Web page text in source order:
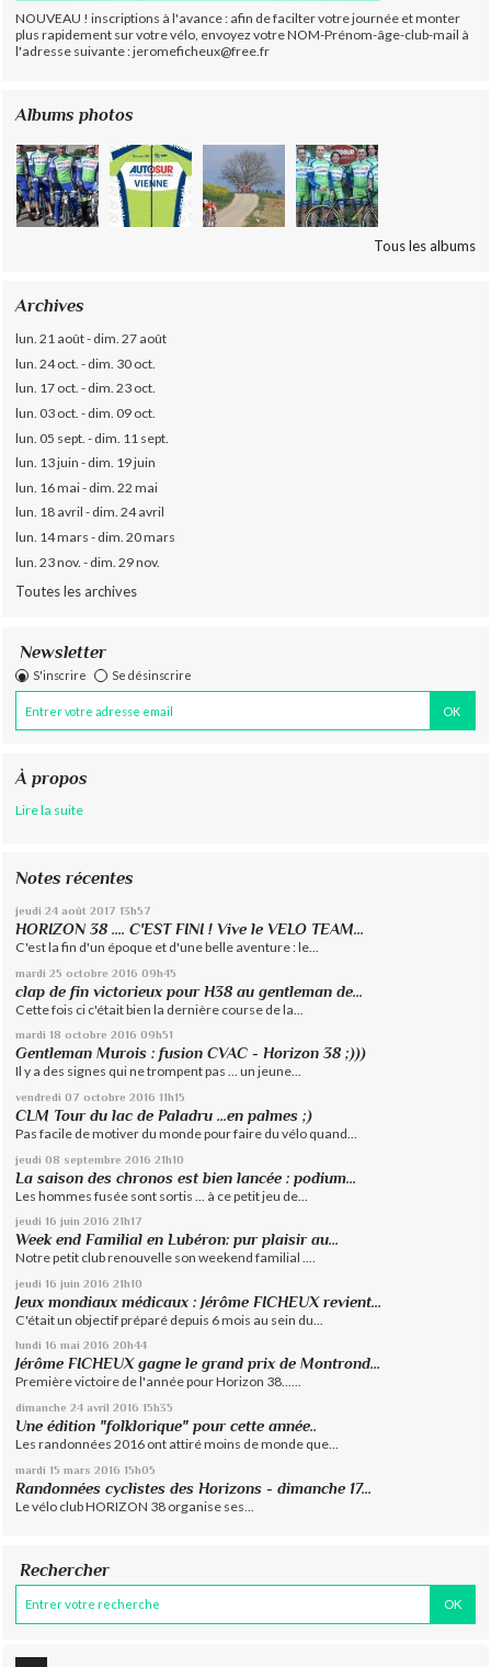
NOUVEAU ! inscriptions à l'avance : afin de facilter votre journée et monter
plus rapidement sur votre vélo, envoyez votre NOM-Prénom-âge-club-mail à
l'adresse suivante : jeromeficheux@free.fr
Albums photos
Tous les albums
Archives
lun. 21 août - dim. 27 août
lun. 24 oct. - dim. 30 oct.
lun. 17 oct. - dim. 23 oct.
lun. 03 oct. - dim. 09 oct.
lun. 05 sept. - dim. 11 sept.
lun. 13 juin - dim. 19 juin
lun. 16 mai - dim. 22 mai
lun. 18 avril - dim. 24 avril
lun. 14 mars - dim. 20 mars
lun. 23 nov. - dim. 29 nov.
Toutes les archives
Newsletter
S'inscrire Se désinscrire
À propos
Lire la suite
Notes récentes
jeudi 24 août 2017 13h57
HORIZON 38 .... C'EST FINI ! Vive le VELO TEAM...
C'est la fin d'un époque et d'une belle aventure : le...
mardi 25 octobre 2016 09h45
clap de fin victorieux pour H38 au gentleman de...
Cette fois ci c'était bien la dernière course de la...
mardi 18 octobre 2016 09h51
Gentleman Murois : fusion CVAC - Horizon 38 ;)))
Il y a des signes qui ne trompent pas ... un jeune...
vendredi 07 octobre 2016 11h15
CLM Tour du lac de Paladru ...en palmes ;)
Pas facile de motiver du monde pour faire du vélo quand...
jeudi 08 septembre 2016 21h10
La saison des chronos est bien lancée : podium...
Les hommes fusée sont sortis ... à ce petit jeu de...
jeudi 16 juin 2016 21h17
Week end Familial en Lubéron: pur plaisir au...
Notre petit club renouvelle son weekend familial ....
jeudi 16 juin 2016 21h10
Jeux mondiaux médicaux : Jérôme FICHEUX revient...
C'était un objectif préparé depuis 6 mois au sein du...
lundi 16 mai 2016 20h44
Jérôme FICHEUX gagne le grand prix de Montrond...
Première victoire de l'année pour Horizon 38......
dimanche 24 avril 2016 15h35
Une édition "folklorique" pour cette année..
Les randonnées 2016 ont attiré moins de monde que...
mardi 15 mars 2016 15h05
Randonnées cyclistes des Horizons - dimanche 17...
Le vélo club HORIZON 38 organise ses...
Rechercher